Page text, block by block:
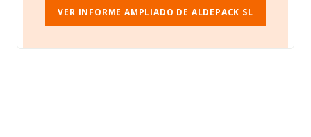
VER INFORME AMPLIADO DE ALDEPACK SL